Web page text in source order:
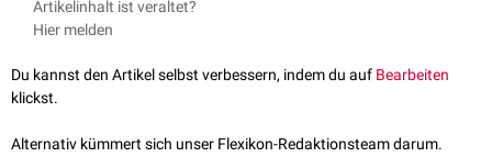
Artikelinhalt ist veraltet?
Hier melden
Du kannst den Artikel selbst verbessern, indem du auf Bearbeiten
klickst.
Alternativ kümmert sich unser Flexikon-Redaktionsteam darum.